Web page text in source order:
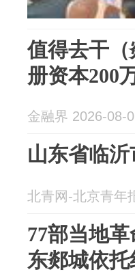
值得去干
册资本200
金融界 2026-08-
山东省临
北青网-北京青年
77部当地
东郯城依